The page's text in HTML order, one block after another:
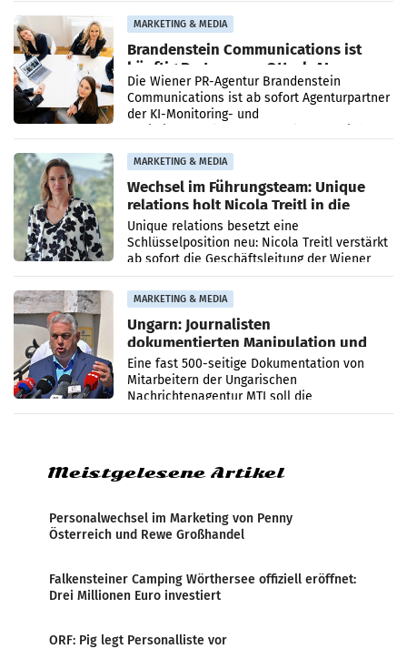
MARKETING & MEDIA
Brandenstein Communications ist
künftig Partner von OtterlyAI
Die Wiener PR-Agentur Brandenstein
Communications ist ab sofort Agenturpartner
der KI-Monitoring- und
MARKETING & MEDIA
Wechsel im Führungsteam: Unique
relations holt Nicola Treitl in die
Geschäftsleitung
Unique relations besetzt eine
Schlüsselposition neu: Nicola Treitl verstärkt
ab sofort die Geschäftsleitung der Wiener
PR-Agentur an der Seite von Josef Kalina und
Anna Kalina-Mahr.
MARKETING & MEDIA
Ungarn: Journalisten
dokumentierten Manipulation und
Zensur
Eine fast 500-seitige Dokumentation von
Mitarbeitern der Ungarischen
Nachrichtenagentur MTI soll die
systematische Nachrichten-Manipulation und
Meistgelesene Artikel
Personalwechsel im Marketing von Penny
Österreich und Rewe Großhandel
Falkensteiner Camping Wörthersee offiziell eröffnet:
Drei Millionen Euro investiert
ORF: Pig legt Personalliste vor